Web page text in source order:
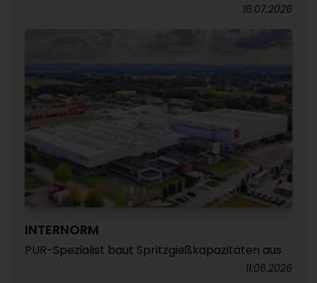
16.07.2026
INTERNORM
PUR-Spezialist baut Spritzgießkapazitäten aus
11.06.2026